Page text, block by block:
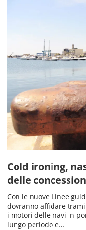
Cold ironing,
delle
Con le nuove Linee
dovranno affidare
i motori delle navi in
lungo periodo e…